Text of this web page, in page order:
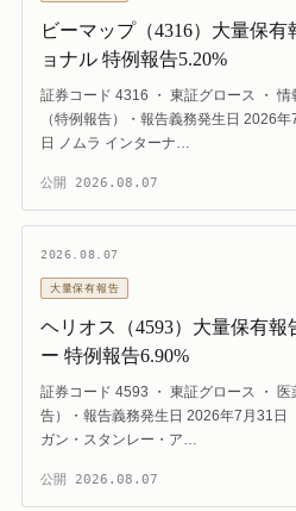
ビーマップ（4316）大量保
ョナル 特例報告5.20%
証券コード 4316 ・ 東証グロース ・
（特例報告）・報告義務発生日 2026
日 ノムラ インターナ…
公開 2026.08.07
2026.08.07
大量保有報告
ヘリオス（4593）大量保有報
ー 特例報告6.90%
証券コード 4593 ・ 東証グロース ・
告）・報告義務発生日 2026年7月31日
ガン・スタンレー・ア…
公開 2026.08.07